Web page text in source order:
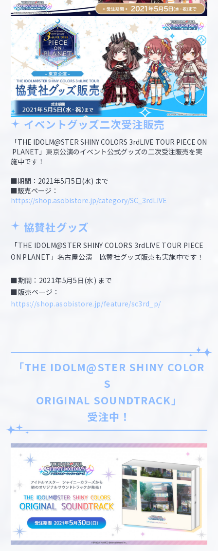
イベントグッズ二次受注販売
「THE IDOLM@STER SHINY COLORS 3rdLIVE TOUR PIECE ON
PLANET」東京公演のイベント公式グッズの二次受注販売を実
施中です！
■期間：2021年5月5日(水) まで
■販売ページ：
https://shop.asobistore.jp/category/SC_3rdLIVE
協賛社グッズ
「THE IDOLM@STER SHINY COLORS 3rdLIVE TOUR PIECE
ON PLANET」名古屋公演 協賛社グッズ販売も実施中です！
■期間：2021年5月5日(水) まで
■販売ページ：
https://shop.asobistore.jp/feature/sc3rd_p/
「THE IDOLM@STER SHINY COLOR
S
ORIGINAL SOUNDTRACK」
受注中！